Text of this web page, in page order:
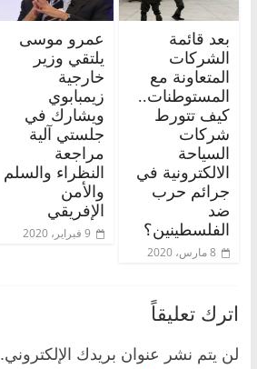
بعد قائمة
الشركات
المتعاونة مع
المستوطنات..
كيف تتورط
شركات
السياحة
الالكترونية في
جرائم حرب
ضد
الفلسطينين؟
8 مارس، 2020
عمرو موسى
يلتقي وزير
خارجية
زيمبابوي
ويشارك في
جلستي آلية
مراجعة
النظراء والسلم
والأمن
الإفريقي
9 فبراير، 2020
اترك تعليقاً
لن يتم نشر عنوان بريدك الإلكتروني.